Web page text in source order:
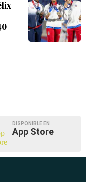
DISPONIBLE EN
App Store